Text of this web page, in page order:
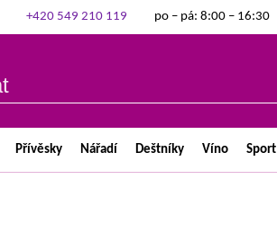
+420 549 210 119 po – pá: 8:00 – 16:30
Přívěsky Nářadí Deštníky Víno Sport